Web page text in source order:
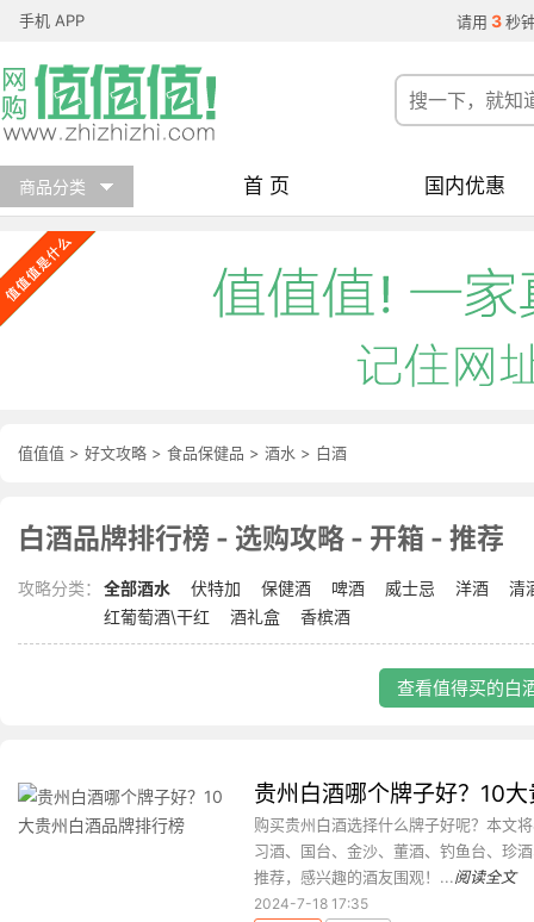
手机 APP 请用 3 秒
商品分类 首 页 国内优惠
值值值 > 好文攻略 > 食品保健品 > 酒水 > 白酒
白酒品牌排行榜 - 选购攻略 - 开箱 - 推荐
攻略分类： 全部酒水 伏特加 保健酒 啤酒 威士忌 洋酒
清
红葡萄酒\干红
酒礼盒 香槟酒
查看值得买的白
贵州白酒哪个牌子好？10
购买贵州白酒选择什么牌子好呢？本文
习酒、国台、金沙、董酒、钓鱼台、珍
推荐，感兴趣的酒友围观！...阅读全文
2024-7-18 17:35